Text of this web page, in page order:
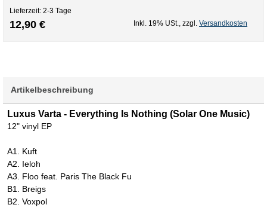
Lieferzeit: 2-3 Tage
12,90 € Inkl. 19% USt. zzgl. Versandkosten
Artikelbeschreibung
Luxus Varta - Everything Is Nothing (Solar One Music)
12" vinyl EP
A1. Kuft
A2. Ieloh
A3. Floo feat. Paris The Black Fu
B1. Breigs
B2. Voxpol